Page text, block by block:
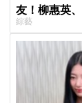
友！柳惠英
告公開，暖
綜藝